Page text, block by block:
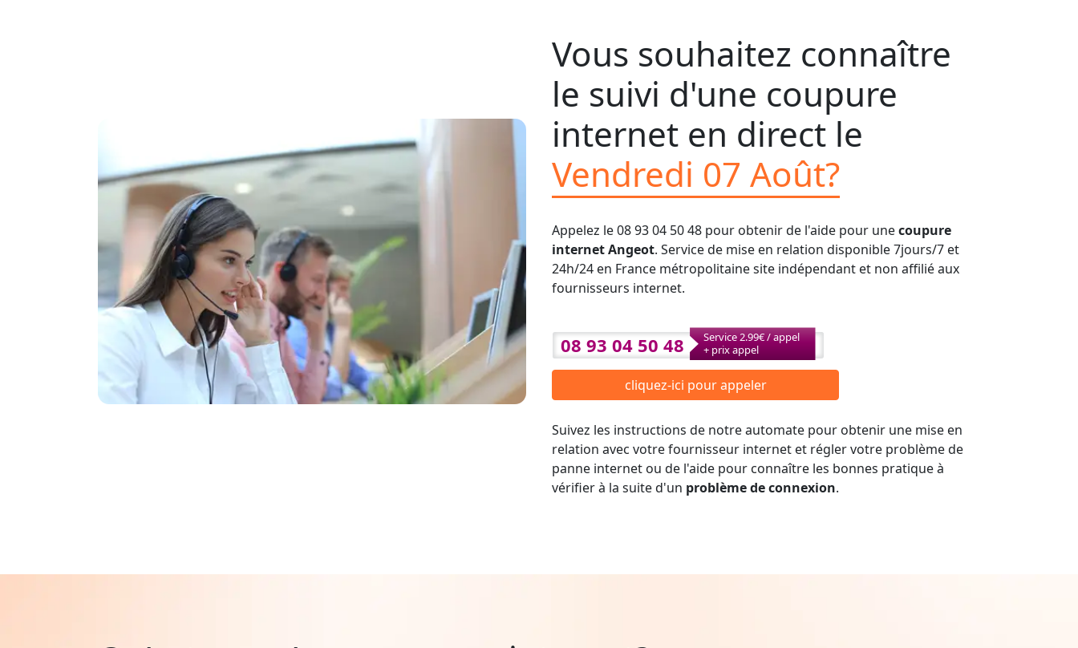
Vous souhaitez connaître
le suivi d'une coupure
internet en direct le
Vendredi 07 Août?
Appelez le 08 93 04 50 48 pour obtenir de l'aide pour unecoupure
internet Angeot. Service de mise en relation disponible 7jours/7 et
24h/24 en France métropolitaine site indépendant et non affilié aux
fournisseurs internet.
08 93 04 50 48
Service 2.99€ / appel
+ prix appel
cliquez-ici pour appeler
Suivez les instructions de notre automate pour obtenir une mise en
relation avec votre fournisseur internet et régler votre problème de
panne internet ou de l'aide pour connaître les bonnes pratique à
vérifier à la suite d'un problème de connexion.